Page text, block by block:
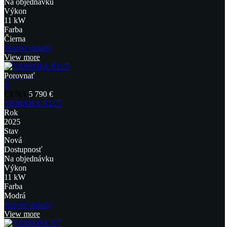
Výkon
11 kW
Farba
Čierna
Pozrieť detaily
View more
Porovnať
1
5 790 €
YAMAHA R125
Rok
2025
Stav
Nová
Dostupnosť
Na objednávku
Výkon
11 kW
Farba
Modrá
Pozrieť detaily
View more